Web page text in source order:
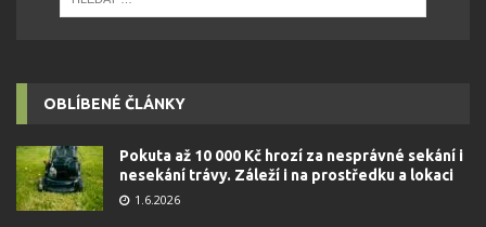
OBLÍBENÉ ČLÁNKY
Pokuta až 10 000 Kč hrozí za nesprávné sekání i
nesekání trávy. Záleží i na prostředku a lokaci
1.6.2026